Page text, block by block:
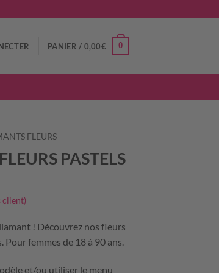
PANIER / 0,00€ 0
FLEURS
PASTELS
client)
! Découvrez nos fleurs
femmes de 18 à 90 ans.
et/ou utiliser le menu